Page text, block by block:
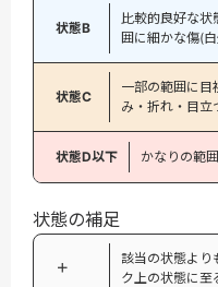
状態B
比較的良好な
囲に細かな傷(
状態C
一部の範囲に目
み・折れ・目立
状態D以下 かなりの範
状態の補足
＋
該当の状態より
ク上の状態に至